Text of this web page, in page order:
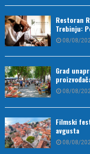
Restoran
Trebinju:
08/08/
Grad
08/08/
Filmski
avgusta
08/08/